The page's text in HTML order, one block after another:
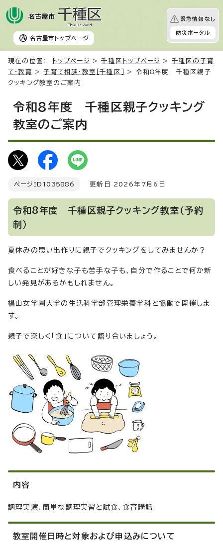
名古屋市 トップページ
緊急情報なし
防災ポータル
現在の位置： トップページ >千種区トップページ > 千種区の子育
て・教育
>子育て相談・教室［千種区］
> 令和8年度 千種区親子
クッキング教室のご案内
令和8年度 千種区親子クッキング
教室のご案内
ページID 1035886 更新日 2026年7月6日
令和8年度 千種区親子クッキング教室（予約
制）
夏休みの思い出作りに親子でクッキングをしてみませんか？
食べることが好きな子も苦手な子も、自分で作ることで何か新
しい発見があるかもしれません。
椙山女学園大学の生活科学部管理栄養学科と協働で開催しま
す。
親子で楽しく「食」について語り合いましょう。
内容
調理実演、簡単な調理実習と試食、食育講話
教室開催日時と対象および申込みについて